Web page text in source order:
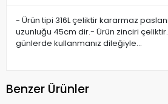
- Ürün tipi 316L çeliktir kararmaz
uzunluğu 45cm dir.- Ürün zinciri
günlerde kullanmanız dileğiyle…
Benzer Ürünler